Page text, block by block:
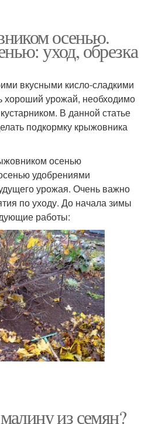
осенью.
уход, обрезка
вкусными кисло-сладкими
хороший урожай, необходимо
В данной статье
подкормку крыжовника
осенью
удобрениями
урожая. Очень важно
по уходу. До начала зимы
работы:
из семян?